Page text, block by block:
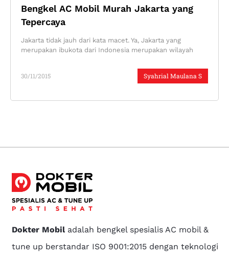
Bengkel AC Mobil Murah Jakarta yang
Tepercaya
Syahrial Maulana S
30/11/2015
Jakarta tidak jauh dari kata macet. Ya, Jakarta yang
merupakan ibukota dari Indonesia merupakan wilayah
Dokter Mobiladalah bengkel spesialis AC mobil &
tune up berstandar ISO 9001:2015 dengan teknologi